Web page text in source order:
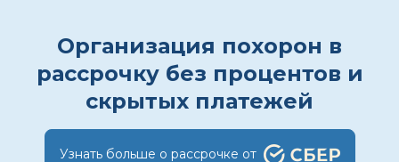
Организация похорон в
рассрочку без процентов и
скрытых платежей
Узнать больше о рассрочке от